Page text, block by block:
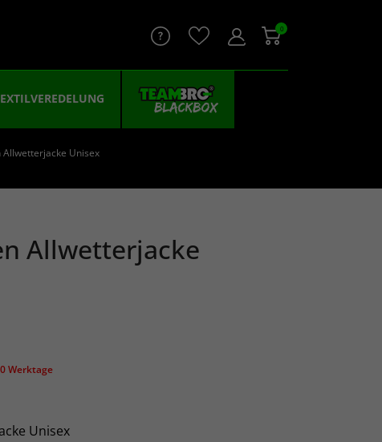
0
Allwetterjacke Unisex
Allwetterjacke
Werktage
Unisex